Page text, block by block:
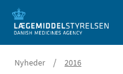
Nyheder / 2016